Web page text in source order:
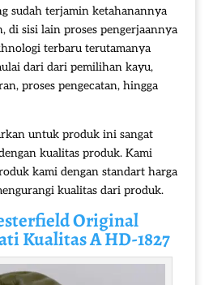
sudah terjamin ketahanannya
di sisi lain proses pengerjaannya
terbaru terutamanya
dari dari pemilihan kayu,
proses pengecatan, hingga
untuk produk ini sangat
kualitas produk. Kami
kami dengan standart harga
kualitas dari produk.
Original
Kualitas A HD-1827